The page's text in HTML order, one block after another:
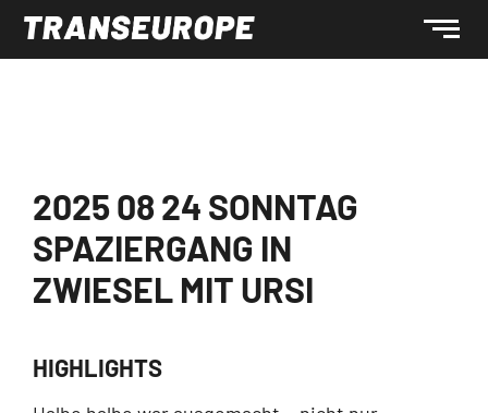
2025 08 24 SONNTAG
SPAZIERGANG IN
ZWIESEL MIT URSI
HIGHLIGHTS